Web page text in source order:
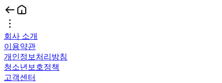
회사 소개
이용약관
개인정보처리방침
청소년보호정책
고객센터